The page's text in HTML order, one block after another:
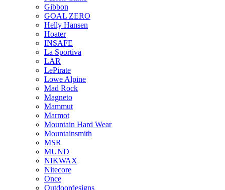
Gibbon
GOAL ZERO
Helly Hansen
Hoater
INSAFE
La Sportiva
LAR
LePirate
Lowe Alpine
Mad Rock
Magneto
Mammut
Marmot
Mountain Hard Wear
Mountainsmith
MSR
MUND
NIKWAX
Nitecore
Once
Outdoordesigns